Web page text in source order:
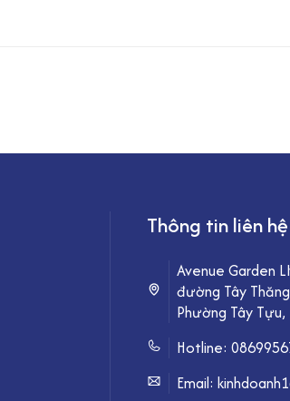
Thông tin liên hệ
Avenue Garden
đường Tây
Phường Tây Tựu,
Hotline:
Email: